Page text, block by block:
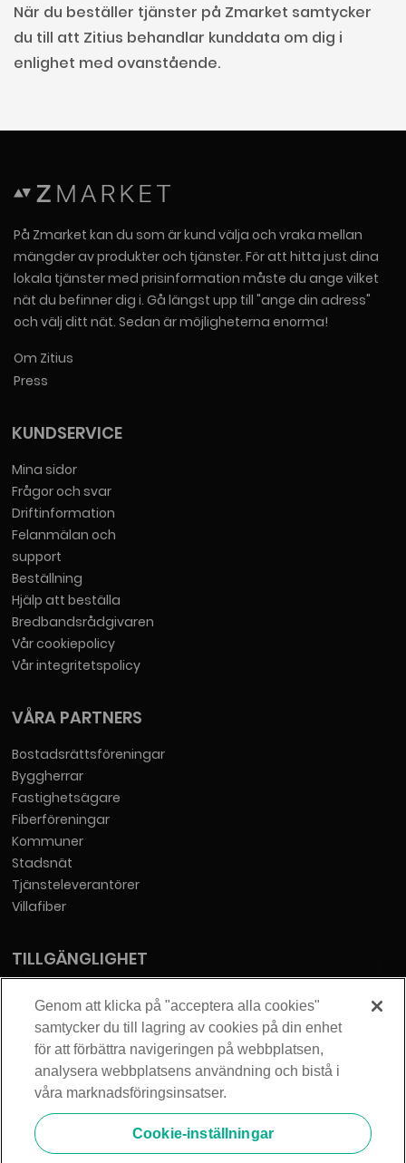
När du beställer tjänster på Zmarket samtycker
du till att Zitius behandlar kunddata om dig i
enlighet med ovanstående.
På Zmarket kan du som är kund välja och vraka mellan
mängder av produkter och tjänster. För att hitta just dina
lokala tjänster med prisinformation måste du ange vilket
nät du befinner dig i. Gå längst upp till "ange din adress"
och välj ditt nät. Sedan är möjligheterna enorma!
Om Zitius
Press
KUNDSERVICE
Mina sidor
Frågor och svar
Driftinformation
Felanmälan och
support
Beställning
Hjälp att beställa
Bredbandsrådgivaren
Vår cookiepolicy
Vår integritetspolicy
VÅRA PARTNERS
Bostadsrättsföreningar
Byggherrar
Fastighetsägare
Fiberföreningar
Kommuner
Stadsnät
Tjänsteleverantörer
Villafiber
TILLGÄNGLIGHET
Tillgänglighetsredogörelse
KONTAKT
Telia Sverige AB
Orgnummer: 556430-0142
Säte: Stockholm
info@zmarket.se
Genom att klicka på "acceptera alla cookies"
samtycker du till lagring av cookies på din enhet
för att förbättra navigeringen på webbplatsen,
analysera webbplatsens användning och bistå i
våra marknadsföringsinsatser.
Cookie-inställningar